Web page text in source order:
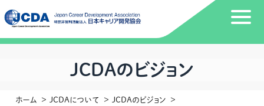
JCDAのビジョン
ホーム JCDAについて JCDAのビジョン